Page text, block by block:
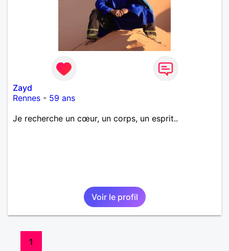
Zayd
Rennes - 59 ans
Je recherche un cœur, un corps, un esprit..
Voir le profil
1